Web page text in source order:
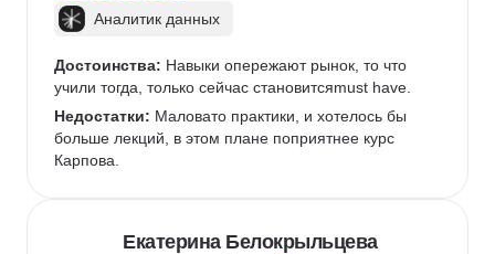
Аналитик данных
Достоинства: Навыки опережают рынок, то что
учили тогда, только сейчас становитсяmust have.
Недостатки: Маловато практики, и хотелось бы
больше лекций, в этом плане поприятнее курс
Карпова.
Екатерина Белокрыльцева